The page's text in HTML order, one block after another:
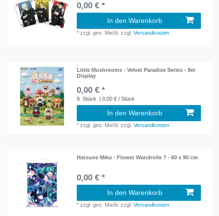
0,00 € *
In den Warenkorb
*zzgl. ges. MwSt. zzgl.Versandkosten
Little Mushrooms - Velvet Paradise Series - 8er
Display
0,00 € *
8 Stück | 0,00 € / Stück
In den Warenkorb
*zzgl. ges. MwSt. zzgl.Versandkosten
Hatsune Miku - Flower Wandrolle 7 - 60 x 90 cm
0,00 € *
In den Warenkorb
*zzgl. ges. MwSt. zzgl.Versandkosten